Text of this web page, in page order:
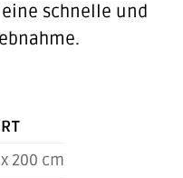
eine schnelle und
200 cm